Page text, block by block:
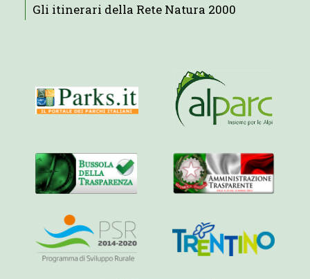
Gli itinerari della Rete Natura 2000